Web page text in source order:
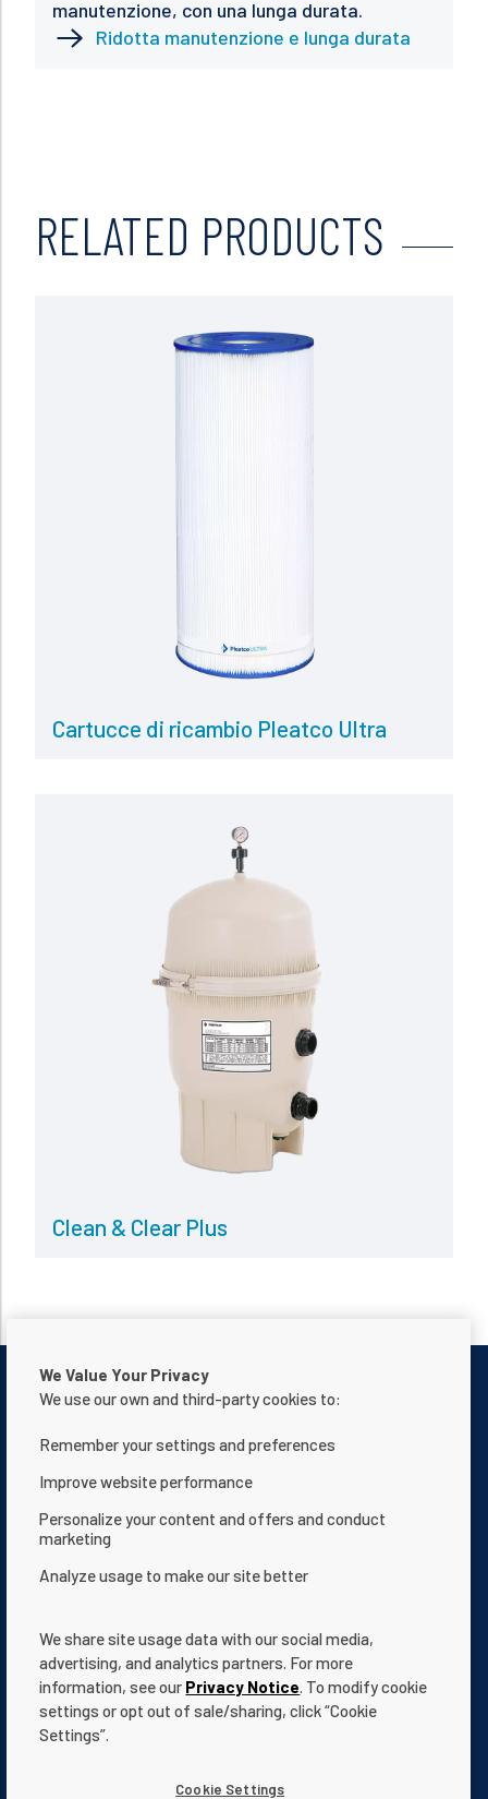
manutenzione, con una lunga durata.
Ridotta manutenzione e lunga durata
RELATED PRODUCTS
Cartucce di ricambio Pleatco Ultra
Clean & Clear Plus
Contattaci
Informativa sulla privacy
Condizioni d'uso
Chi siamo
Dichiarazione sull’accessibilità del sito web
Termini e condizioni
App Terms & Conditions
Cookie Settings
We Value Your Privacy
We use our own and third-party cookies to:
Remember your settings and preferences
Improve website performance
Personalize your content and offers and conduct
marketing
Analyze usage to make our site better
We share site usage data with our social media,
advertising, and analytics partners. For more
information, see our Privacy Notice. To modify cookie
settings or opt out of sale/sharing, click “Cookie
Settings”.
Cookie Settings